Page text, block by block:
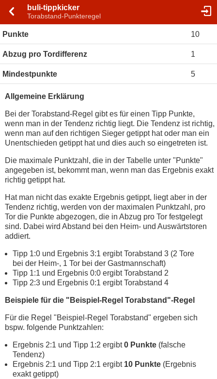
buli-tippkicker
Torabstand-Punkteregel
Punkte 10
Abzug pro Tordifferenz 1
Mindestpunkte 5
Allgemeine Erklärung
Bei der Torabstand-Regel gibt es für einen Tipp Punkte,
wenn man in der Tendenz richtig liegt. Die Tendenz ist richtig,
wenn man auf den richtigen Sieger getippt hat oder man ein
Unentschieden getippt hat und dies auch so eingetreten ist.
Die maximale Punktzahl, die in der Tabelle unter "Punkte"
angegeben ist, bekommt man, wenn man das Ergebnis exakt
richtig getippt hat.
Hat man nicht das exakte Ergebnis getippt, liegt aber in der
Tendenz richtig, werden von der maximalen Punktzahl, pro
Tor die Punkte abgezogen, die in Abzug pro Tor festgelegt
sind. Dabei wird Abstand bei den Heim- und Auswärtstoren
addiert.
Tipp 1:0 und Ergebnis 3:1 ergibt Torabstand 3 (2 Tore
bei der Heim-, 1 Tor bei der Gastmannschaft)
Tipp 1:1 und Ergebnis 0:0 ergibt Torabstand 2
Tipp 2:3 und Ergebnis 0:1 ergibt Torabstand 4
Beispiele für die "Beispiel-Regel Torabstand"-Regel
Für die Regel "Beispiel-Regel Torabstand" ergeben sich
bspw. folgende Punktzahlen:
Ergebnis 2:1 und Tipp 1:2 ergibt0 Punkte(falsche
Tendenz)
Ergebnis 2:1 und Tipp 2:1 ergibt 10 Punkte(Ergebnis
exakt getippt)